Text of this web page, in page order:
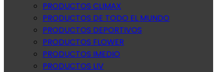
PRODUCTOS CLIMAX
PRODUCTOS DE TODO EL MUNDO
PRODUCTOS DEPORTIVOS
PRODUCTOS FLOWER
PRODUCTOS IMEDIO
PRODUCTOS LIV